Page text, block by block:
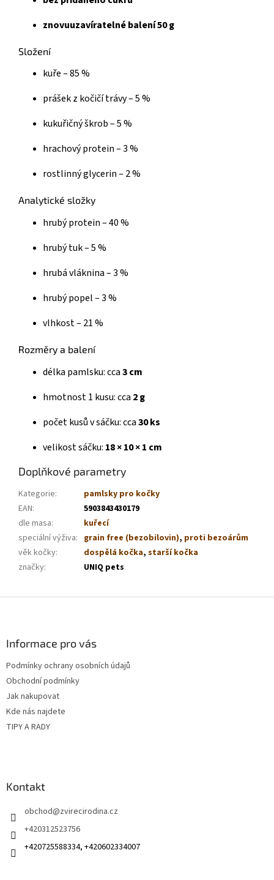
znovuuzavíratelné balení 50 g
Složení
kuře – 85 %
prášek z kočičí trávy – 5 %
kukuřičný škrob – 5 %
hrachový protein – 3 %
rostlinný glycerin – 2 %
Analytické složky
hrubý protein – 40 %
hrubý tuk – 5 %
hrubá vláknina – 3 %
hrubý popel – 3 %
vlhkost – 21 %
Rozměry a balení
délka pamlsku: cca3 cm
hmotnost 1 kusu: cca 2 g
počet kusů v sáčku: cca30 ks
velikost sáčku: 18 × 10 × 1 cm
Doplňkové parametry
Kategorie:
pamlsky pro kočky
EAN:
5903843430179
dle masa:
kuřecí
speciální výživa: grain free (bezobilovin), proti bezoárům
věk kočky: dospělá kočka, starší kočka
značky: UNIQ pets
Informace pro vás
Podmínky ochrany osobních údajů
Obchodní podmínky
Jak nakupovat
Kde nás najdete
TIPY A RADY
Kontakt
obchod@zvirecirodina.cz
+420312523756
+420725588334, +420602334007